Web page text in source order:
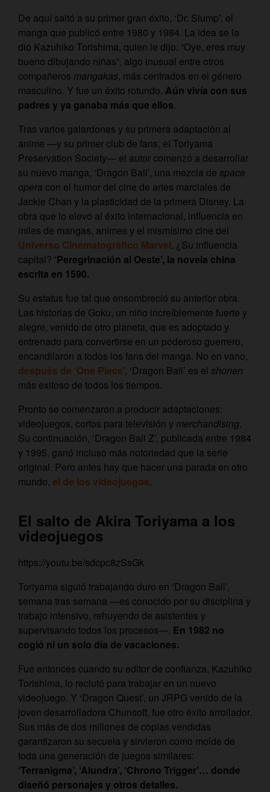
De aquí saltó a su primer gran éxito, ‘Dr. Slump’, el
manga que publicó entre 1980 y 1984. La idea se la
dió Kazuhiko Torishima, quien le dijo: “Oye, eres muy
bueno dibujando niñas”, algo inusual entre otros
compañeros mangakas, más centrados en el género
masculino. Y fue un éxito rotundo. Aún vivía con sus
padres y ya ganaba más que ellos.
Tras varios galardones y su primera adaptación al
anime —y su primer club de fans, el Toriyama
Preservation Society— el autor comenzó a desarrollar
su nuevo manga, ‘Dragon Ball’, una mezcla de space
opera con el humor del cine de artes marciales de
Jackie Chan y la plasticidad de la primera Disney. La
obra que lo elevó al éxito internacional, influencia en
miles de mangas, animes y el mismísimo cine del
Universo Cinematográfico Marvel. ¿Su influencia
capital? ‘Peregrinación al Oeste’, la novela china
escrita en 1590.
Su estatus fue tal que ensombreció su anterior obra.
Las historias de Goku, un niño increíblemente fuerte y
alegre, venido de otro planeta, que es adoptado y
entrenado para convertirse en un poderoso guerrero,
encandilaron a todos los fans del manga. No en vano,
después de ‘One Piece’, ‘Dragon Ball’ es el shonen
más exitoso de todos los tiempos.
Pronto se comenzaron a producir adaptaciones:
videojuegos, cortos para televisión y merchandising.
Su continuación, ‘Dragon Ball Z’, publicada entre 1984
y 1995, ganó incluso más notoriedad que la serie
original. Pero antes hay que hacer una parada en otro
mundo, el de los videojuegos.
El salto de Akira Toriyama a los
videojuegos
https://youtu.be/sdcpc8zSsGk
Toriyama siguió trabajando duro en ‘Dragon Ball’,
semana tras semana —es conocido por su disciplina y
trabajo intensivo, rehuyendo de asistentes y
supervisando todos los procesos—. En 1982 no
cogió ni un solo día de vacaciones.
Fue entonces cuando su editor de confianza, Kazuhiko
Torishima, lo reclutó para trabajar en un nuevo
videojuego. Y ‘Dragon Quest’, un JRPG venido de la
joven desarrolladora Chunsoft, fue otro éxito arrollador.
Sus más de dos millones de copias vendidas
garantizaron su secuela y sirvieron como molde de
toda una generación de juegos similares:
‘Terranigma’, ‘Alundra’, ‘Chrono Trigger’… donde
diseñó personajes y otros detalles.